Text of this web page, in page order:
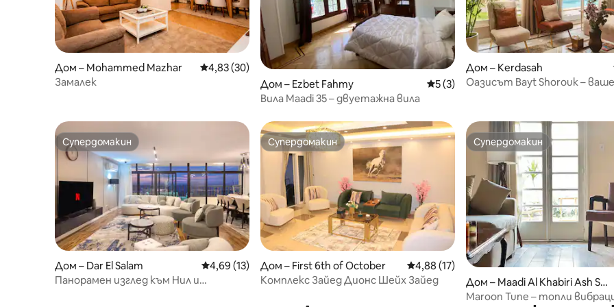
Дом – Mohammed Mazhar Средна оценка: 4,83 от 5, 30 отзива
4,83 (30)
Замалек
Дом – Ezbet Fahmy Средна оценка: 5 от 5, 3 отзива
5 (3)
Вила Maadi 35 – двуетажна вила
Дом – Kerdasah
Оазисът Bayt Shorouk –
Супердомакин
Супердомакин
Дом – Dar El Salam Средна оценка: 4,69 от 5, 13 отзива
4,69 (13)
Панорамен изглед към Нил и
Супердомакин
Супердомакин
Дом – First 6th of October Средна оценка: 4,88 от 5, 17 отзива
4,88 (17)
Комплекс Зайед Дионс Шейх Зайед
Супердомакин
Супердомакин
Дом – Maadi Al Khabiri Ash Sh
arqeyah
Maroon Tune – топли